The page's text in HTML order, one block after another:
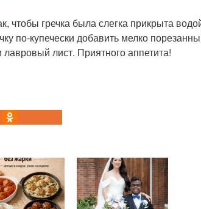
чтобы гречка была слегка прикрыта
по-купечески добавить мелко
лист. Приятного аппетита!